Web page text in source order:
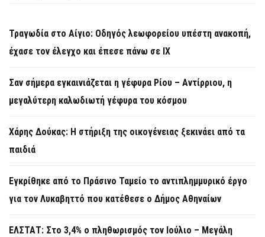
Τραγωδία στο Αίγιο: Οδηγός λεωφορείου υπέστη ανακοπή,
έχασε τον έλεγχο και έπεσε πάνω σε ΙΧ
Σαν σήμερα εγκαινιάζεται η γέφυρα Ρίου – Αντίρριου, η
μεγαλύτερη καλωδιωτή γέφυρα του κόσμου
Χάρης Δούκας: Η στήριξη της οικογένειας ξεκινάει από τα
παιδιά
Εγκρίθηκε από το Πράσινο Ταμείο το αντιπλημμυρικό έργο
για τον Λυκαβηττό που κατέθεσε ο Δήμος Αθηναίων
ΕΛΣΤΑΤ: Στο 3,4% ο πληθωρισμός τον Ιούλιο – Μεγάλη